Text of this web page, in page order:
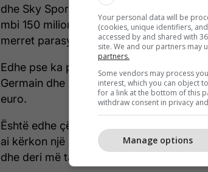
dhe Sky Sport Italia raporton se ata
mbi 150 milionë euro, kështu që asgjë
merret parasysh.
Edhe pse ka pasur interes nga
Germain dhe Chelsea, shifrat besohet të
euro.
Është edhe çështja e kontratës, pasi
ai kërkon një rrogë që pasqyron vlerën
dhe deri më tani De Laurentiis nuk e ka
Your personal data will be
(cookies, unique identifiers,
accessed by and shared with
site. We and our partners may
partners.
Some vendors may process
interest, which you can object
for a link at the bottom of this
withdraw consent in privacy
Manage options